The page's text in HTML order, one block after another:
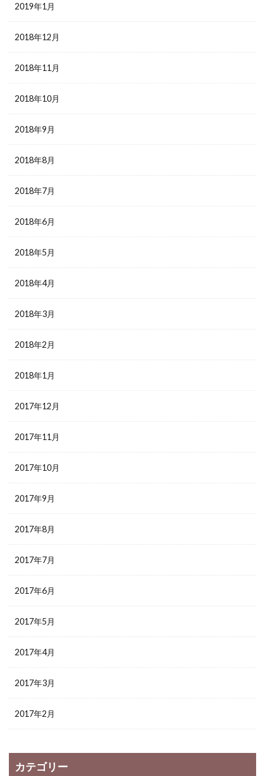
2019年1月
2018年12月
2018年11月
2018年10月
2018年9月
2018年8月
2018年7月
2018年6月
2018年5月
2018年4月
2018年3月
2018年2月
2018年1月
2017年12月
2017年11月
2017年10月
2017年9月
2017年8月
2017年7月
2017年6月
2017年5月
2017年4月
2017年3月
2017年2月
カテゴリー